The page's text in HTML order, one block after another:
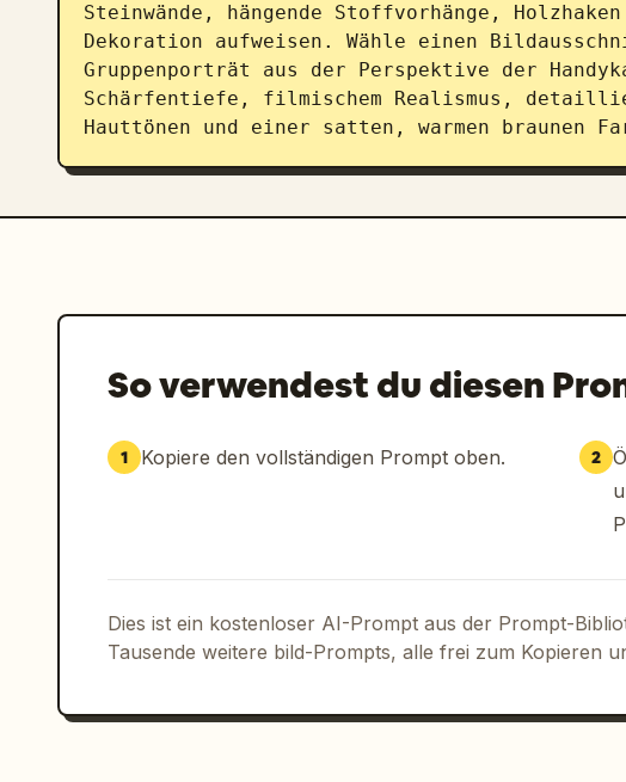
Steinwände, hängende Stoffvorhänge,
Dekoration aufweisen. Wähle einen
Gruppenporträt aus der Perspektive der
Schärfentiefe, filmischem Realismus,
Hauttönen und einer satten, warmen braunen
So verwendest du diesen
1 Kopiere den vollständigen Prompt oben. 2
Dies ist ein kostenloser AI-Prompt aus der Prompt-
Tausende weitere bild-Prompts, alle frei zum Kopieren